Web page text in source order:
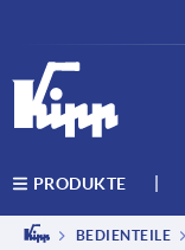
PRODUKTE
BEDIENTEILE